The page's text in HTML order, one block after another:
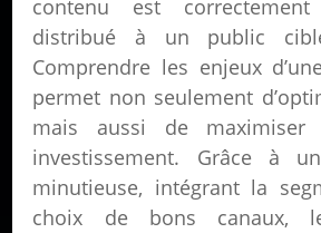
contenu est
distribué à un public
Comprendre les enjeux
permet non seulement
mais aussi de
investissement. Grâce à
minutieuse, intégrant la
choix de bons canaux,